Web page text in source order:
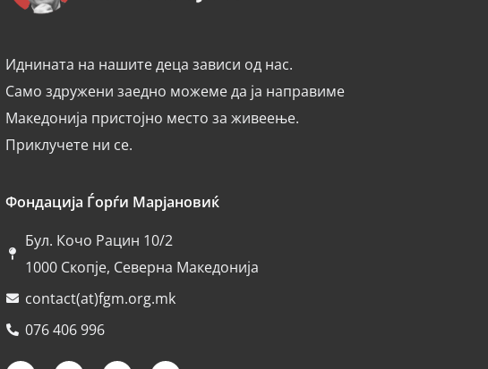
Иднината на нашите деца зависи од нас.
Само здружени заедно можеме да ја направиме
Македонија пристојно место за живеење.
Приклучете ни се.
Фондација Ѓорѓи Марјановиќ
Бул. Кочо Рацин 10/2
1000 Скопје, Северна Македонија
contact(at)fgm.org.mk
076 406 996